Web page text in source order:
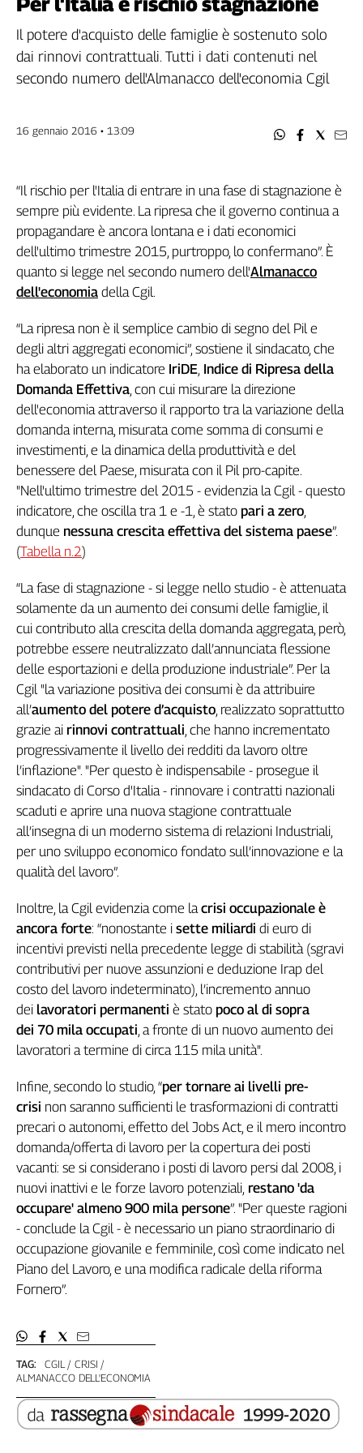
Filcams
Filctem
Fillea
Filt
Flai
Nidil
Slc
Spi
Caaf
G8
di
il
sangue
della
ragione
120
anni
Cgil
Collettiva
Academy
Play
Rubriche
Collettiva
Talk
La
settimana
Collettiva
Girasoli
Il
Sassolino
Linea
Economica
Tech
Easy
Idea
Diffusa
Le
trasmissioni
tv
Work
Progress
L'Italia
nel
Lavoro
Territori
Abruzzo-
Adige
Emilia-
Romagna
Friuli
Venezia
Giulia
Il potere d'acquisto delle famiglie è sostenuto solo
dai rinnovi contrattuali. Tutti i dati contenuti nel
secondo numero dell'Almanacco dell'economia Cgil
16 gennaio 2016 • 13:09
TAG: CGIL
CRISI
ALMANACCO DELL'ECONOMIA
“Il rischio per l'Italia di entrare in una fase di stagnazione è
sempre più evidente. La ripresa che il governo continua a
propagandare è ancora lontana e i dati economici
dell'ultimo trimestre 2015, purtroppo, lo confermano”. È
quanto si legge nel secondo numero dell'Almanacco
dell'economia della Cgil.
“La ripresa non è il semplice cambio di segno del Pil e
degli altri aggregati economici”, sostiene il sindacato, che
ha elaborato un indicatore IriDE, Indice di Ripresa della
Domanda Effettiva, con cui misurare la direzione
dell'economia attraverso il rapporto tra la variazione della
domanda interna, misurata come somma di consumi e
investimenti, e la dinamica della produttività e del
benessere del Paese, misurata con il Pil pro-capite.
"Nell'ultimo trimestre del 2015 - evidenzia la Cgil - questo
indicatore, che oscilla tra 1 e -1, è stato pari a zero,
dunque nessuna crescita effettiva del sistema paese”.
(Tabella n.2)
“La fase di stagnazione - si legge nello studio - è attenuata
solamente da un aumento dei consumi delle famiglie, il
cui contributo alla crescita della domanda aggregata, però,
potrebbe essere neutralizzato dall’annunciata flessione
delle esportazioni e della produzione industriale”. Per la
Cgil "la variazione positiva dei consumi è da attribuire
all’aumento del potere d’acquisto, realizzato soprattutto
grazie ai rinnovi contrattuali, che hanno incrementato
progressivamente il livello dei redditi da lavoro oltre
l’inflazione". "Per questo è indispensabile - prosegue il
sindacato di Corso d'Italia - rinnovare i contratti nazionali
scaduti e aprire una nuova stagione contrattuale
all’insegna di un moderno sistema di relazioni Industriali,
per uno sviluppo economico fondato sull’innovazione e la
qualità del lavoro”.
Inoltre, la Cgil evidenzia come lacrisi occupazionale è
ancora forte: “nonostante i sette miliardi di euro di
incentivi previsti nella precedente legge di stabilità (sgravi
contributivi per nuove assunzioni e deduzione Irap del
costo del lavoro indeterminato), l’incremento annuo
dei lavoratori permanenti è stato poco al di sopra
dei 70 mila occupati, a fronte di un nuovo aumento dei
lavoratori a termine di circa 115 mila unità".
Infine, secondo lo studio, “per tornare ai livelli pre-
crisi non saranno sufficienti le trasformazioni di contratti
precari o autonomi, effetto del Jobs Act, e il mero incontro
domanda/offerta di lavoro per la copertura dei posti
vacanti: se si considerano i posti di lavoro persi dal 2008, i
nuovi inattivi e le forze lavoro potenziali, restano 'da
occupare' almeno 900 mila persone”. "Per queste ragioni
- conclude la Cgil - è necessario un piano straordinario di
occupazione giovanile e femminile, così come indicato nel
Piano del Lavoro, e una modifica radicale della riforma
Fornero”.